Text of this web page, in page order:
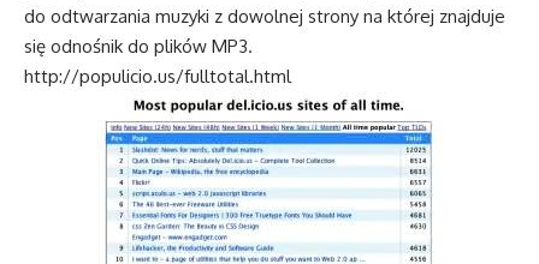
do odtwarzania muzyki z dowolnej strony na której znajduje
się odnośnik do plików MP3.
http://populicio.us/fulltotal.html